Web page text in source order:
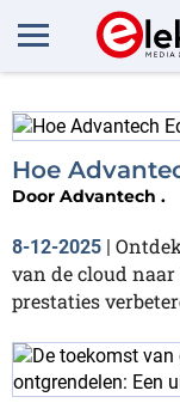
Meer
Hoe
Door Advantech .
8-12-2025 |
van de cloud
prestaties